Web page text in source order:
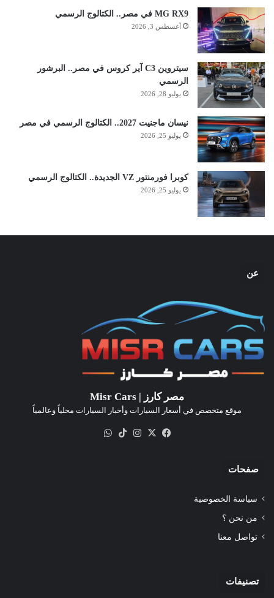
MG RX9 في مصر.. الكتالوج الرسمي
أغسطس 3, 2026
سيتروين C3 آير كروس في مصر.. البرشور
الرسمي
يوليو 28, 2026
نيسان ماجنيت 2027.. الكتالوج الرسمي في مصر
يوليو 25, 2026
كوبرا فورمنتور VZ الجديدة.. الكتالوج الرسمي
يوليو 25, 2026
عن
مصر كارز | Misr Cars
موقع متخصص في أسعار السيارات وأخبار السيارات محلياً وعالمياً
فيسبوك
‫X انستقرام‫TikTok
صفحات
سياسة الخصوصية
من نحن ؟
تواصل معنا
تصنيفات